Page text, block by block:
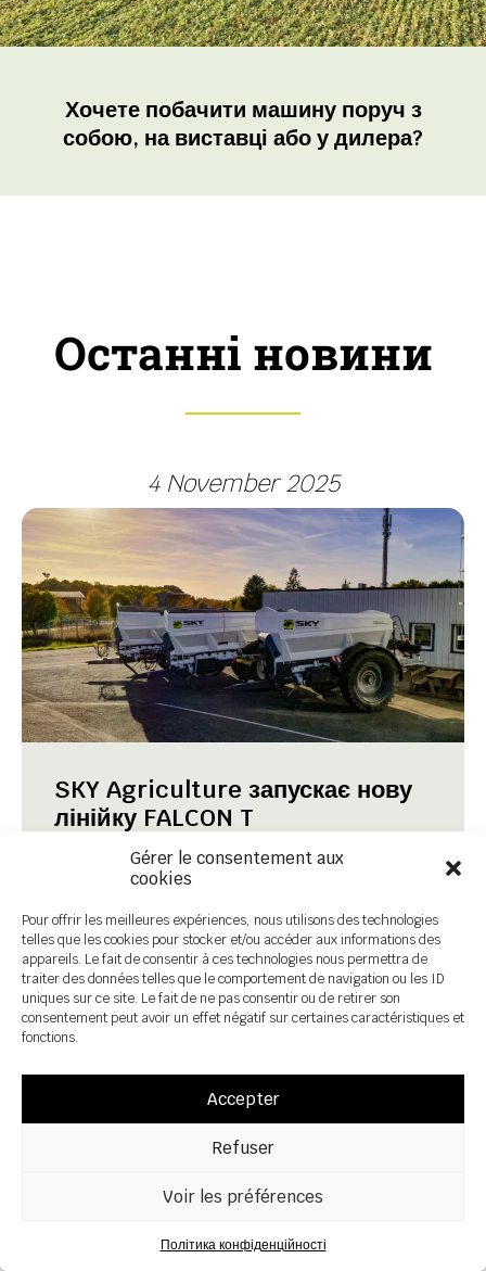
Gérer le consentement aux
cookies
Pour offrir les meilleures expériences, nous utilisons des technologies
telles que les cookies pour stocker et/ou accéder aux informations des
appareils. Le fait de consentir à ces technologies nous permettra de
traiter des données telles que le comportement de navigation ou les ID
uniques sur ce site. Le fait de ne pas consentir ou de retirer son
consentement peut avoir un effet négatif sur certaines caractéristiques et
fonctions.
Accepter
Refuser
Voir les préférences
Політика конфіденційності
Хочете побачити машину поруч з
собою, на виставці або у дилера?
Останні новини
4 November 2025
SKY Agriculture запускає нову
лінійку FALCON T
З новою лінійкою причіпних розкидачів
добрив FALCON T, що складається з чотирьох
моделей - FALCON 100, 130, 160 і 240 - SKY
Agriculture пропонує найширший асортимент
на ринку.
21 October 2025